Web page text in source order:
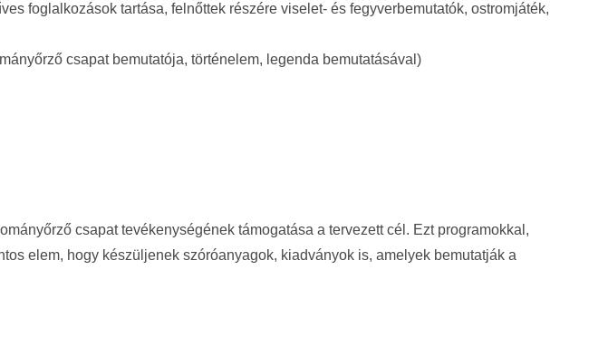
foglalkozások tartása, felnőttek részére viselet- és fegyverbemutatók, ostromjáték,
csapat bemutatója, történelem, legenda bemutatásával)
csapat tevékenységének támogatása a tervezett cél. Ezt programokkal,
elem, hogy készüljenek szóróanyagok, kiadványok is, amelyek bemutatják a